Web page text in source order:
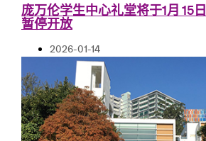
庞万伦学生中心礼堂将于1月 15
暂停开放
2026-01-14